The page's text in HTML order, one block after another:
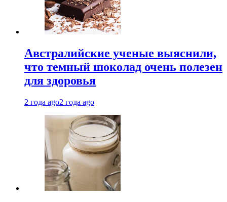
Австралийские ученые выяснили,
что темный шоколад очень полезен
для здоровья
2 года ago2 года ago